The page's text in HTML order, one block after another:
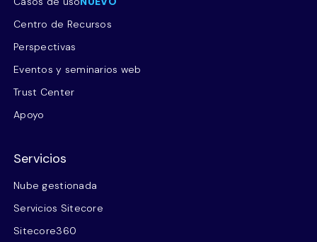
Centro de Recursos
Perspectivas
Eventos y seminarios web
Trust Center
Apoyo
Servicios
Nube gestionada
Servicios Sitecore
Sitecore360